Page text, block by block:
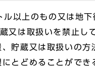
以上のもの又は地
又は取扱いを禁止し
貯蔵又は取扱いの方
とどめることができ